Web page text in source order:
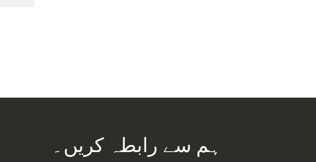
ہم سے رابطہ کریں۔